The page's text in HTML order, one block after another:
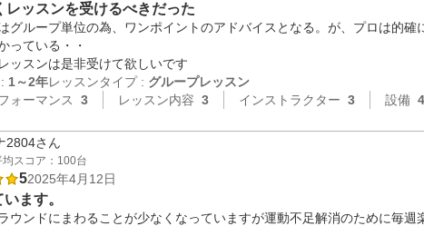
レッスンを受けるべきだった
グループ単位の為、ワンポイントのアドバイスとなる。が、プロは的
っている・・
ッスンは是非受けて欲しいです
1～2年レッスンタイプ : グループレッスン
ォーマンス
3 レッスン内容 3 インストラクター 3 設備 4
2804さん
均スコア：100台
52025年4月12日
ます。
ウンドにまわることが少なくなっていますが運動不足解消のために毎週